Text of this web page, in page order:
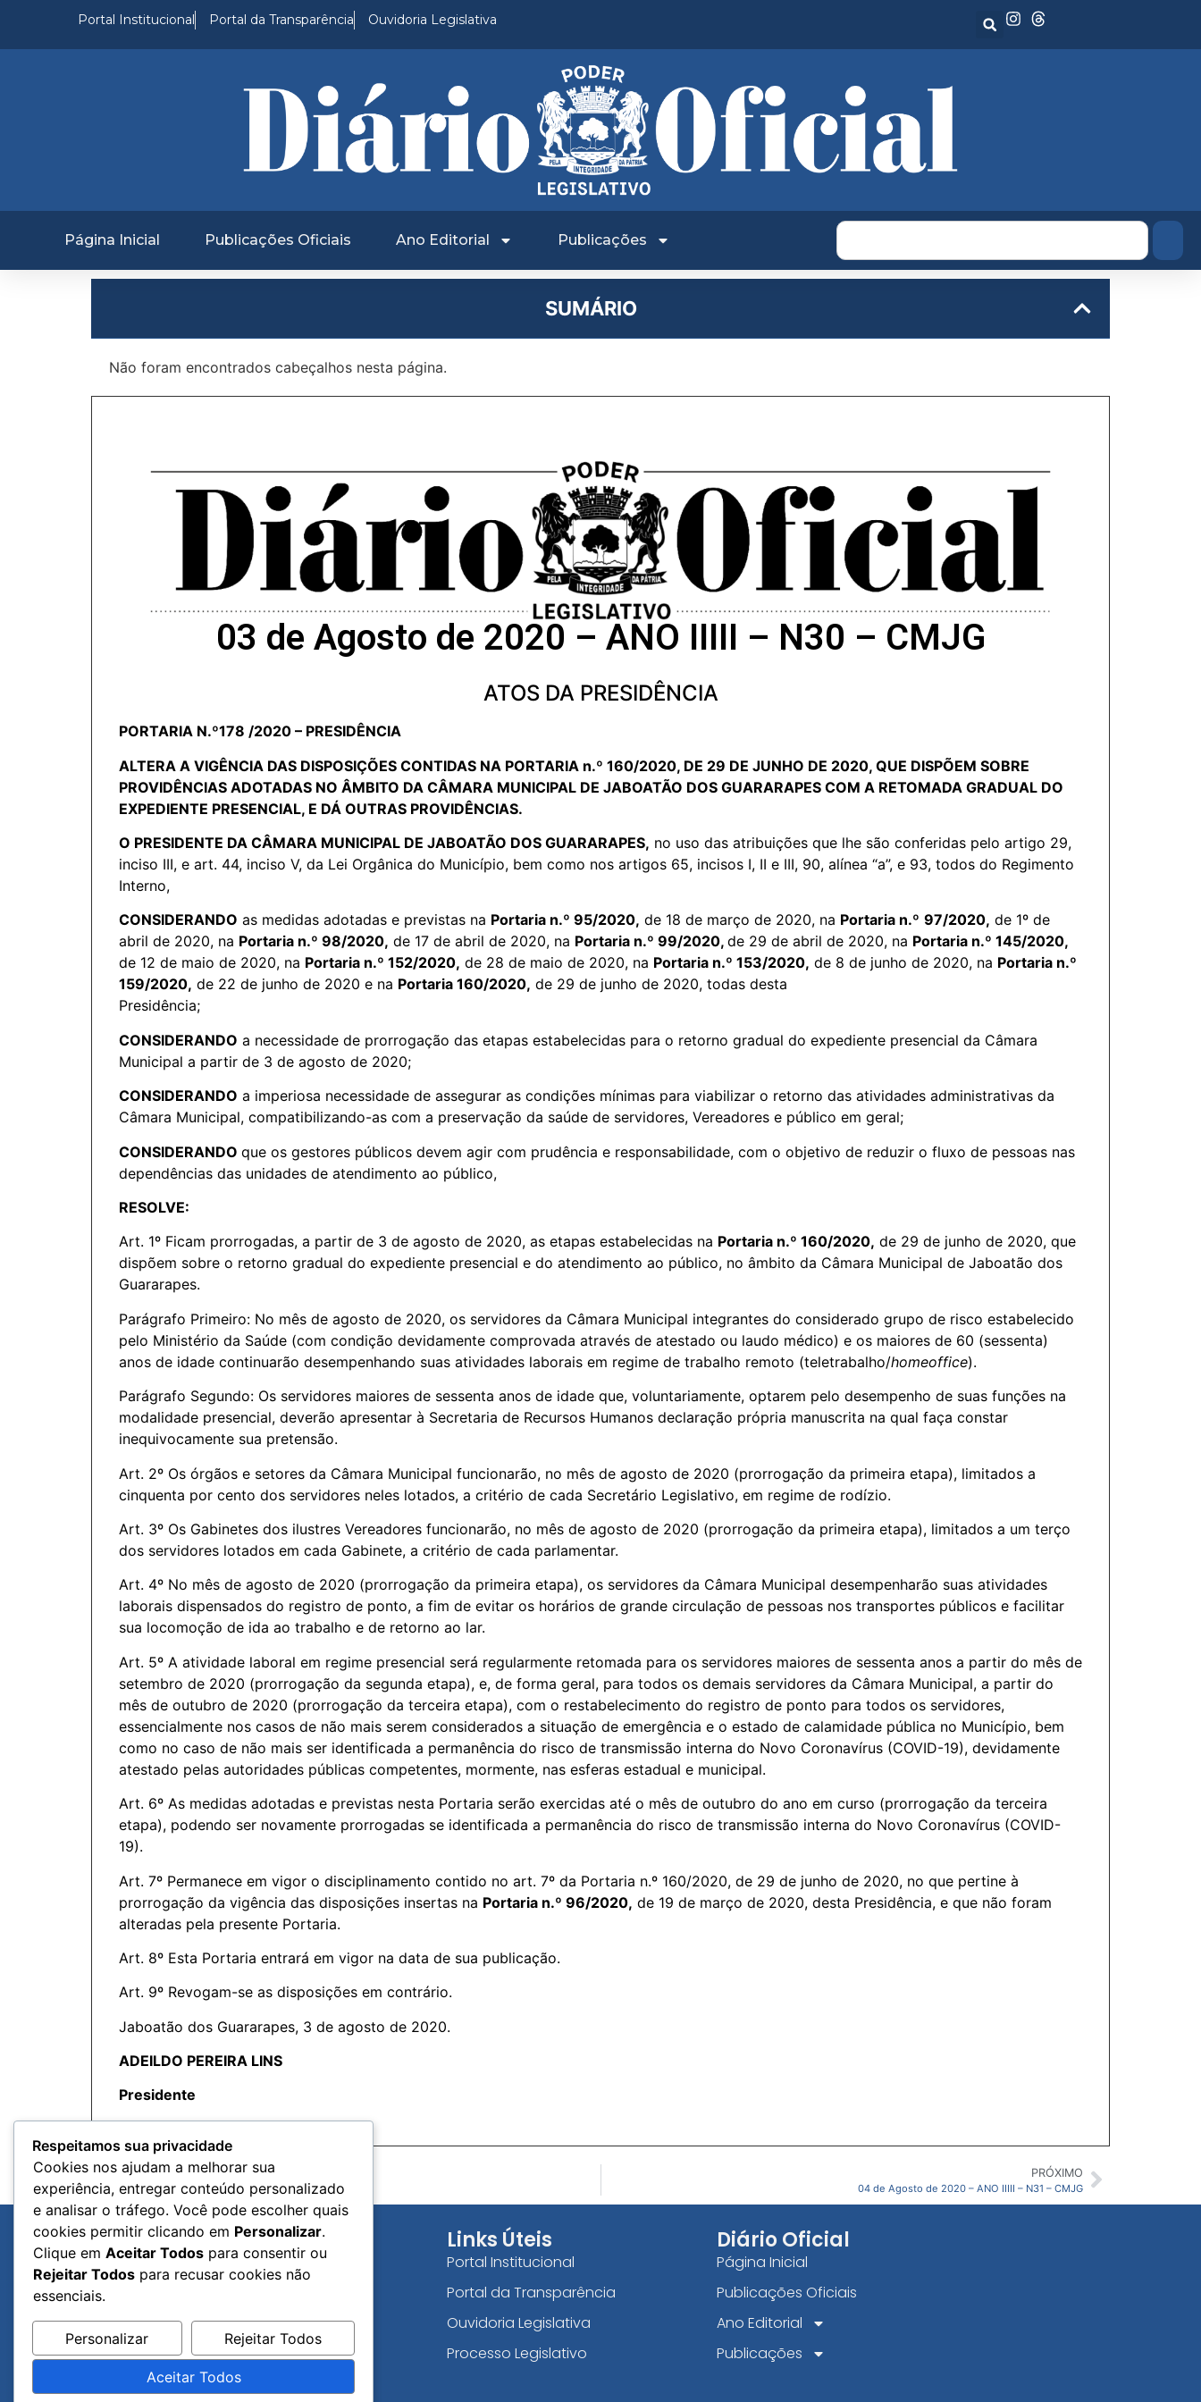
Portal Institucional Portal da Transparência Ouvidoria Legislativa
Página Inicial Publicações Oficiais Ano Editorial Publicações
SUMÁRIO
Não foram encontrados cabeçalhos nesta página.
03 de Agosto de 2020 – ANO IIIII – N30 – CMJG
ATOS DA PRESIDÊNCIA
PORTARIA N.º178 /2020 – PRESIDÊNCIA
ALTERA A VIGÊNCIA DAS DISPOSIÇÕES CONTIDAS NA PORTARIA n.º 160/2020, DE 29 DE JUNHO DE 2020, QUE DISPÕEM SOBRE
PROVIDÊNCIAS ADOTADAS NO ÂMBITO DA CÂMARA MUNICIPAL DE JABOATÃO DOS GUARARAPES COM A RETOMADA GRADUAL DO
EXPEDIENTE PRESENCIAL, E DÁ OUTRAS PROVIDÊNCIAS.
O PRESIDENTE DA CÂMARA MUNICIPAL DE JABOATÃO DOS GUARARAPES, no uso das atribuições que lhe são conferidas pelo artigo 29,
inciso III, e art. 44, inciso V, da Lei Orgânica do Município, bem como nos artigos 65, incisos I, II e III, 90, alínea “a”, e 93, todos do Regimento
Interno,
CONSIDERANDO as medidas adotadas e previstas na Portaria n.º 95/2020, de 18 de março de 2020, na Portaria n.º 97/2020, de 1º de
abril de 2020, na Portaria n.º 98/2020, de 17 de abril de 2020, na Portaria n.º 99/2020, de 29 de abril de 2020, na Portaria n.º 145/2020,
de 12 de maio de 2020, na Portaria n.º 152/2020, de 28 de maio de 2020, na Portaria n.º 153/2020, de 8 de junho de 2020, na Portaria n.º
159/2020, de 22 de junho de 2020 e na Portaria 160/2020, de 29 de junho de 2020, todas desta
Presidência;
CONSIDERANDO a necessidade de prorrogação das etapas estabelecidas para o retorno gradual do expediente presencial da Câmara
Municipal a partir de 3 de agosto de 2020;
CONSIDERANDO a imperiosa necessidade de assegurar as condições mínimas para viabilizar o retorno das atividades administrativas da
Câmara Municipal, compatibilizando-as com a preservação da saúde de servidores, Vereadores e público em geral;
CONSIDERANDO que os gestores públicos devem agir com prudência e responsabilidade, com o objetivo de reduzir o fluxo de pessoas nas
dependências das unidades de atendimento ao público,
RESOLVE:
Art. 1º Ficam prorrogadas, a partir de 3 de agosto de 2020, as etapas estabelecidas na Portaria n.º 160/2020, de 29 de junho de 2020, que
dispõem sobre o retorno gradual do expediente presencial e do atendimento ao público, no âmbito da Câmara Municipal de Jaboatão dos
Guararapes.
Parágrafo Primeiro: No mês de agosto de 2020, os servidores da Câmara Municipal integrantes do considerado grupo de risco estabelecido
pelo Ministério da Saúde (com condição devidamente comprovada através de atestado ou laudo médico) e os maiores de 60 (sessenta)
anos de idade continuarão desempenhando suas atividades laborais em regime de trabalho remoto (teletrabalho/homeoffice).
Parágrafo Segundo: Os servidores maiores de sessenta anos de idade que, voluntariamente, optarem pelo desempenho de suas funções na
modalidade presencial, deverão apresentar à Secretaria de Recursos Humanos declaração própria manuscrita na qual faça constar
inequivocamente sua pretensão.
Art. 2º Os órgãos e setores da Câmara Municipal funcionarão, no mês de agosto de 2020 (prorrogação da primeira etapa), limitados a
cinquenta por cento dos servidores neles lotados, a critério de cada Secretário Legislativo, em regime de rodízio.
Art. 3º Os Gabinetes dos ilustres Vereadores funcionarão, no mês de agosto de 2020 (prorrogação da primeira etapa), limitados a um terço
dos servidores lotados em cada Gabinete, a critério de cada parlamentar.
Art. 4º No mês de agosto de 2020 (prorrogação da primeira etapa), os servidores da Câmara Municipal desempenharão suas atividades
laborais dispensados do registro de ponto, a fim de evitar os horários de grande circulação de pessoas nos transportes públicos e facilitar
sua locomoção de ida ao trabalho e de retorno ao lar.
Art. 5º A atividade laboral em regime presencial será regularmente retomada para os servidores maiores de sessenta anos a partir do mês de
setembro de 2020 (prorrogação da segunda etapa), e, de forma geral, para todos os demais servidores da Câmara Municipal, a partir do
mês de outubro de 2020 (prorrogação da terceira etapa), com o restabelecimento do registro de ponto para todos os servidores,
essencialmente nos casos de não mais serem considerados a situação de emergência e o estado de calamidade pública no Município, bem
como no caso de não mais ser identificada a permanência do risco de transmissão interna do Novo Coronavírus (COVID-19), devidamente
atestado pelas autoridades públicas competentes, mormente, nas esferas estadual e municipal.
Art. 6º As medidas adotadas e previstas nesta Portaria serão exercidas até o mês de outubro do ano em curso (prorrogação da terceira
etapa), podendo ser novamente prorrogadas se identificada a permanência do risco de transmissão interna do Novo Coronavírus (COVID-
19).
Art. 7º Permanece em vigor o disciplinamento contido no art. 7º da Portaria n.º 160/2020, de 29 de junho de 2020, no que pertine à
prorrogação da vigência das disposições insertas na Portaria n.º 96/2020, de 19 de março de 2020, desta Presidência, e que não foram
alteradas pela presente Portaria.
Art. 8º Esta Portaria entrará em vigor na data de sua publicação.
Art. 9º Revogam-se as disposições em contrário.
Jaboatão dos Guararapes, 3 de agosto de 2020.
ADEILDO PEREIRA LINS
Presidente
ANTERIOR
28 de Julho de 2020 – ANO IIIII – N29 – CMJG
PRÓXIMO
04 de Agosto de 2020 – ANO IIIII – N31 – CMJG
Links Úteis
Portal Institucional
Portal da Transparência
Ouvidoria Legislativa
Processo Legislativo
Diário Oficial
Página Inicial
Publicações Oficiais
Ano Editorial
Publicações
Respeitamos sua privacidade
Cookies nos ajudam a melhorar sua
experiência, entregar conteúdo personalizado
e analisar o tráfego. Você pode escolher quais
cookies permitir clicando em Personalizar.
Clique em Aceitar Todos para consentir ou
Rejeitar Todos para recusar cookies não
essenciais.
Personalizar Rejeitar Todos
Aceitar Todos